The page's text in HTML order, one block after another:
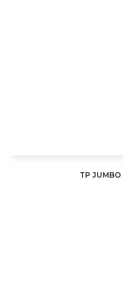
TP JUMBO